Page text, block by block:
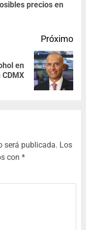
precios en
Próximo
en
será publicada. Los
con *